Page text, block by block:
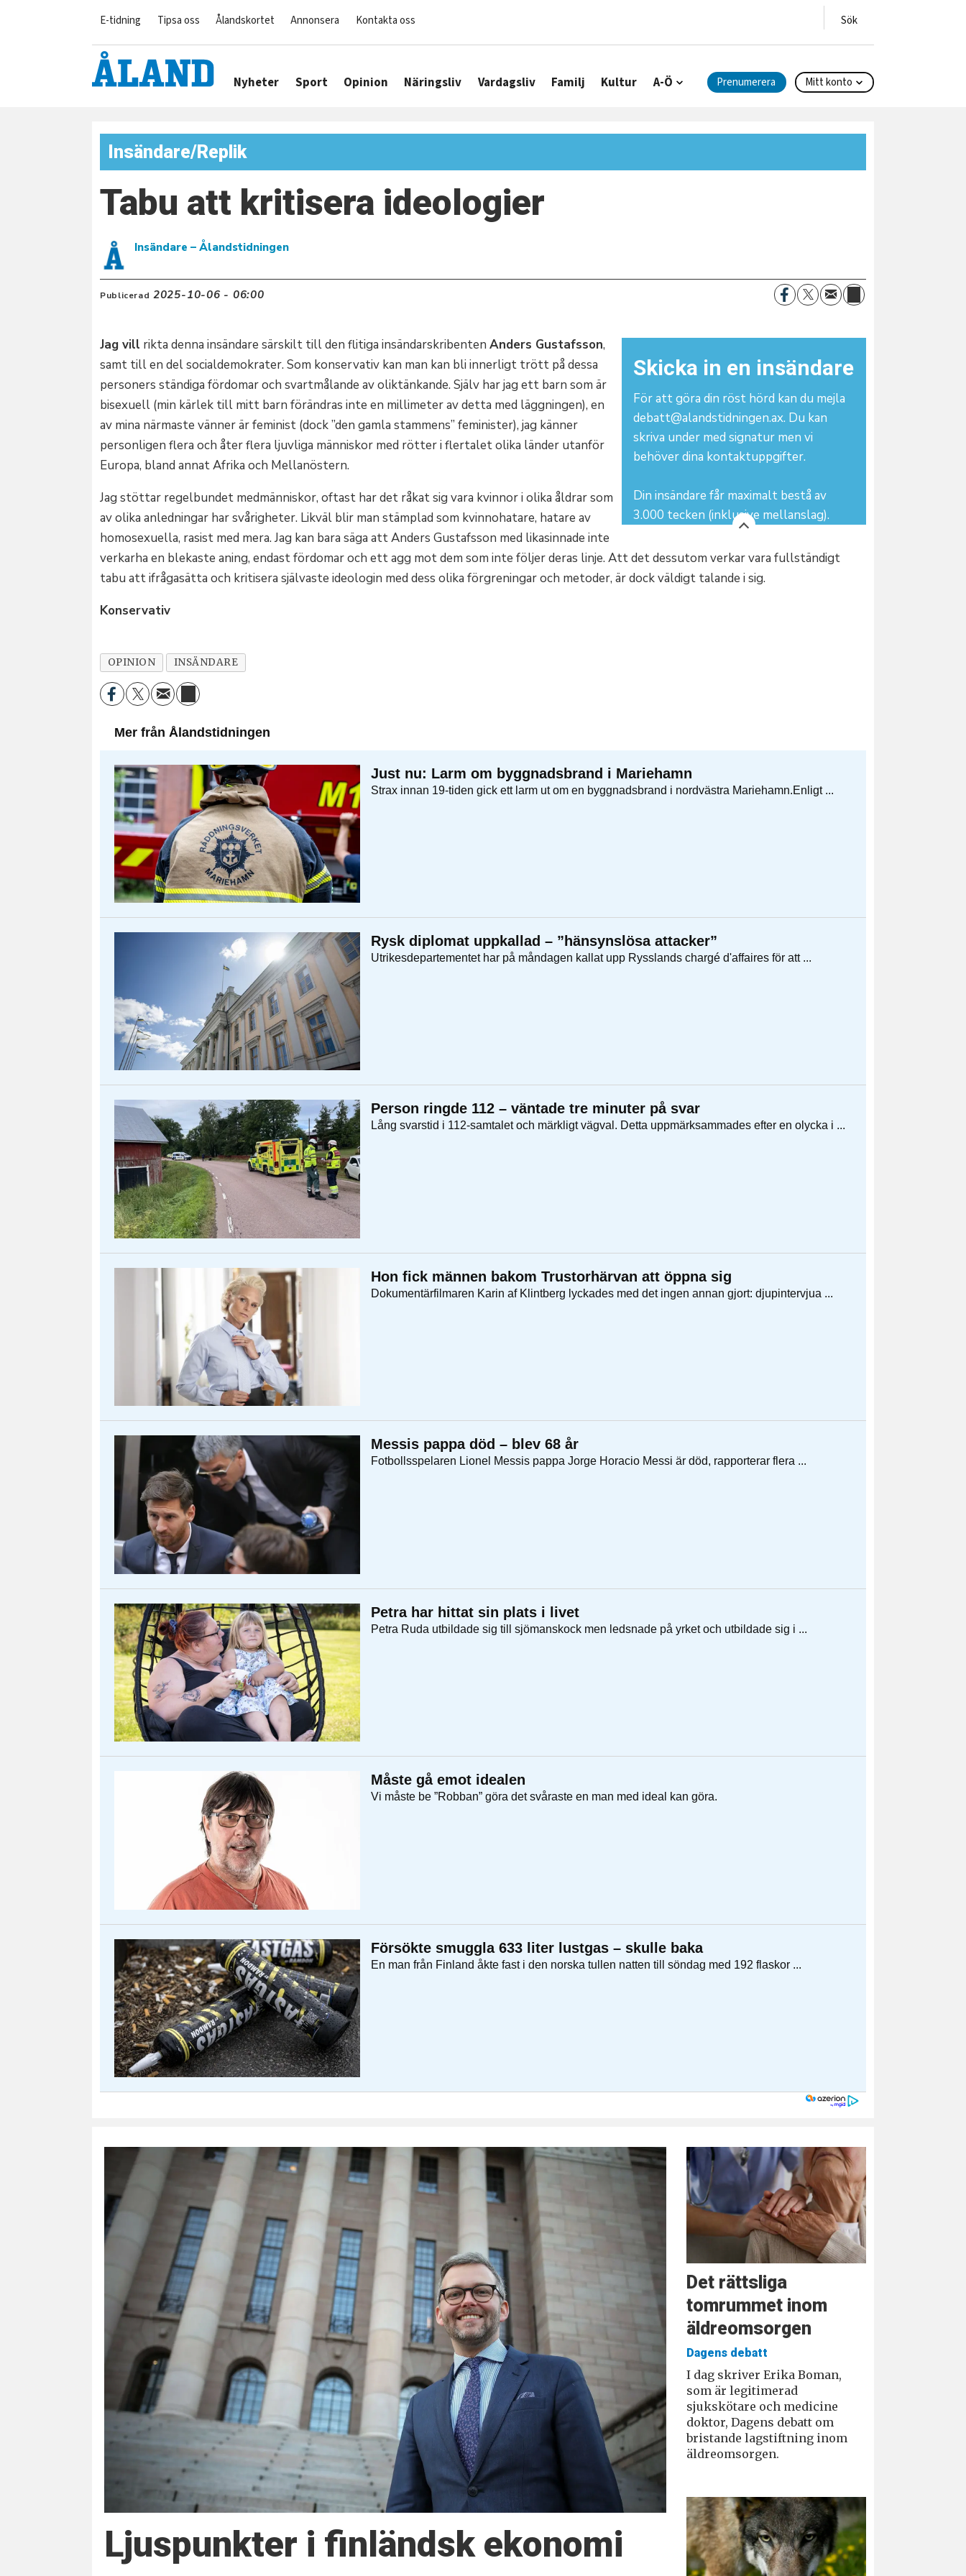
E-tidning Tipsa oss Ålandskortet Annonsera Kontakta oss
Nyheter Sport Opinion Näringsliv Vardagsliv Familj Kultur A-Ö Prenumerera Mitt konto
Insändare/Replik
Tabu att kritisera ideologier
Insändare – Ålandstidningen
Publicerad 2025-10-06 - 06:00
Skicka in en insändare
För att göra din röst hörd kan du mejla
debatt@alandstidningen.ax. Du kan
skriva under med signatur men vi
behöver dina kontaktuppgifter.
Din insändare får maximalt bestå av
3.000 tecken (inklusive mellanslag).
Jag vill rikta denna insändare särskilt till den flitiga insändarskribentenAnders Gustafsson,
samt till en del socialdemokrater. Som konservativ kan man kan bli innerligt trött på dessa
personers ständiga fördomar och svartmålande av oliktänkande. Själv har jag ett barn som är
bisexuell (min kärlek till mitt barn förändras inte en millimeter av detta med läggningen), en
av mina närmaste vänner är feminist (dock ”den gamla stammens” feminister), jag känner
personligen flera och åter flera ljuvliga människor med rötter i flertalet olika länder utanför
Europa, bland annat Afrika och Mellanöstern.
Jag stöttar regelbundet medmänniskor, oftast har det råkat sig vara kvinnor i olika åldrar som
av olika anledningar har svårigheter. Likväl blir man stämplad som kvinnohatare, hatare av
homosexuella, rasist med mera. Jag kan bara säga att Anders Gustafsson med likasinnade inte
verkarha en blekaste aning, endast fördomar och ett agg mot dem som inte följer deras linje. Att det dessutom verkar vara fullständigt
tabu att ifrågasätta och kritisera självaste ideologin med dess olika förgreningar och metoder, är dock väldigt talande i sig.
Konservativ
OPINION INSÄNDARE
Ljuspunkter i finländsk ekonomi
Det rättsliga
tomrummet inom
äldreomsorgen
Dagens debatt
I dag skriver Erika Boman,
som är legitimerad
sjukskötare och medicine
doktor, Dagens debatt om
bristande lagstiftning inom
äldreomsorgen.